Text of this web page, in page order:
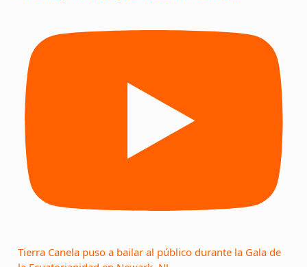
Tierra Canela puso a bailar al público durante la Gala de